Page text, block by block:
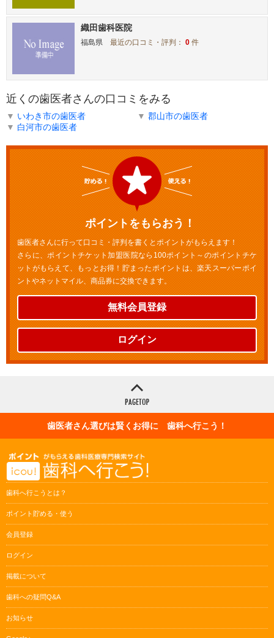
織田歯科医院
福島県 最近の口コミ・評判：0 件
近くの歯医者さんの口コミをみる
▼ いわき市の歯医者 ▼ 郡山市の歯医者
▼ 白河市の歯医者
ポイントをもらおう！
歯医者さんに行って口コミ・評判を書くとポイントがもらえます！
さらに、ポイントチケット加盟医院なら100ポイント～のポイントチケ
ットがもらえて、もっとお得！貯まったポイントは、楽天スーパーポイ
ントやネットマイル、商品券に交換できます。
無料会員登録
ログイン
歯医者さん選びは賢くお得に 歯科へ行こう！
歯科へ行こうとは？
ポイント貯める・使う
会員登録
ログイン
掲載について
歯科への疑問Q&A
お知らせ